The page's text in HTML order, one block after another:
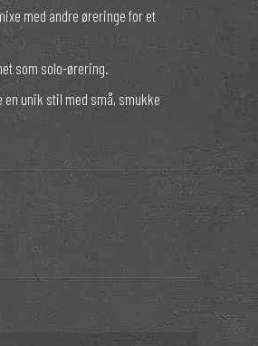
med andre øreringe for et
som solo-ørering.
unik stil med små, smukke